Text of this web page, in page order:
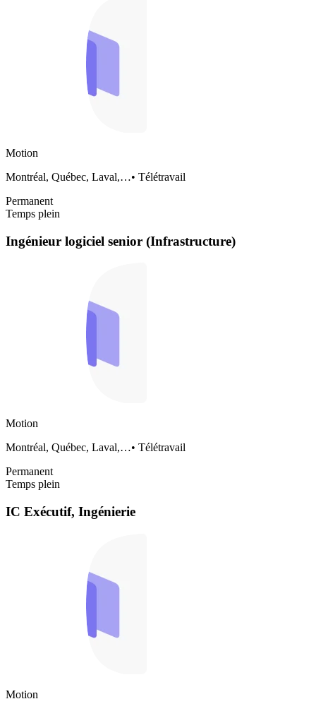
Motion
Montréal, Québec, Laval,…• Télétravail
Permanent
Temps plein
Ingénieur logiciel senior (Infrastructure)
Motion
Montréal, Québec, Laval,…• Télétravail
Permanent
Temps plein
IC Exécutif, Ingénierie
Motion